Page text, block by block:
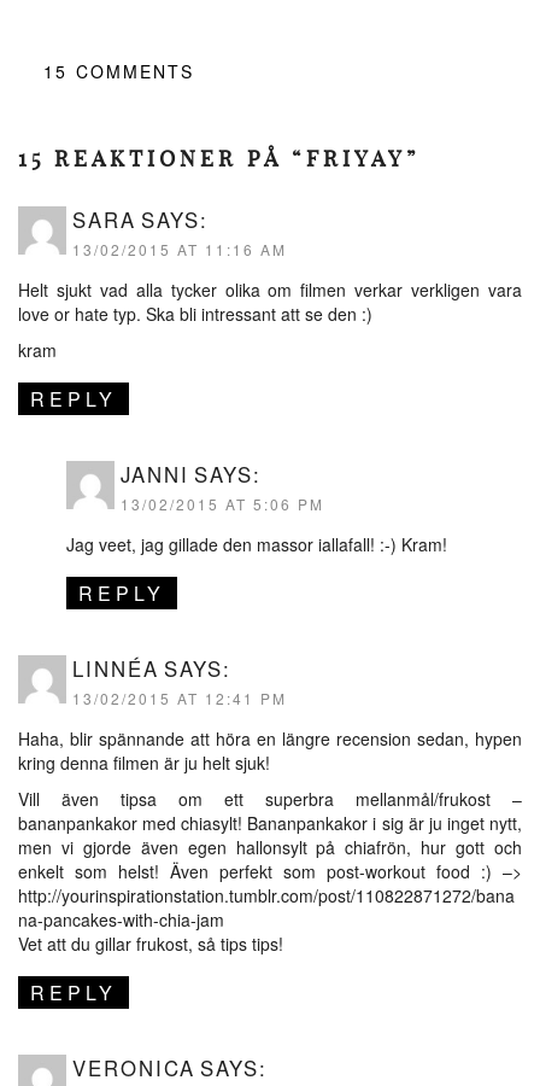
15 COMMENTS
15 REAKTIONER PÅ “FRIYAY”
SARA SAYS:
13/02/2015 AT 11:16 AM
Helt sjukt vad alla tycker olika om filmen verkar verkligen vara
love or hate typ. Ska bli intressant att se den :)
kram
REPLY
JANNI SAYS:
13/02/2015 AT 5:06 PM
Jag veet, jag gillade den massor iallafall! :-) Kram!
REPLY
LINNÉA SAYS:
13/02/2015 AT 12:41 PM
Haha, blir spännande att höra en längre recension sedan, hypen
kring denna filmen är ju helt sjuk!
Vill även tipsa om ett superbra mellanmål/frukost –
bananpankakor med chiasylt! Bananpankakor i sig är ju inget nytt,
men vi gjorde även egen hallonsylt på chiafrön, hur gott och
enkelt som helst! Även perfekt som post-workout food :) –>
http://yourinspirationstation.tumblr.com/post/110822871272/bana
na-pancakes-with-chia-jam
Vet att du gillar frukost, så tips tips!
REPLY
VERONICA SAYS: